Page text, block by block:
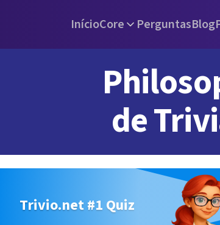
InícioCore PerguntasBlog
de
Trivio.net #1 Quiz